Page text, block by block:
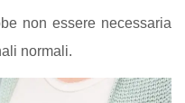
non essere necessaria
normali.